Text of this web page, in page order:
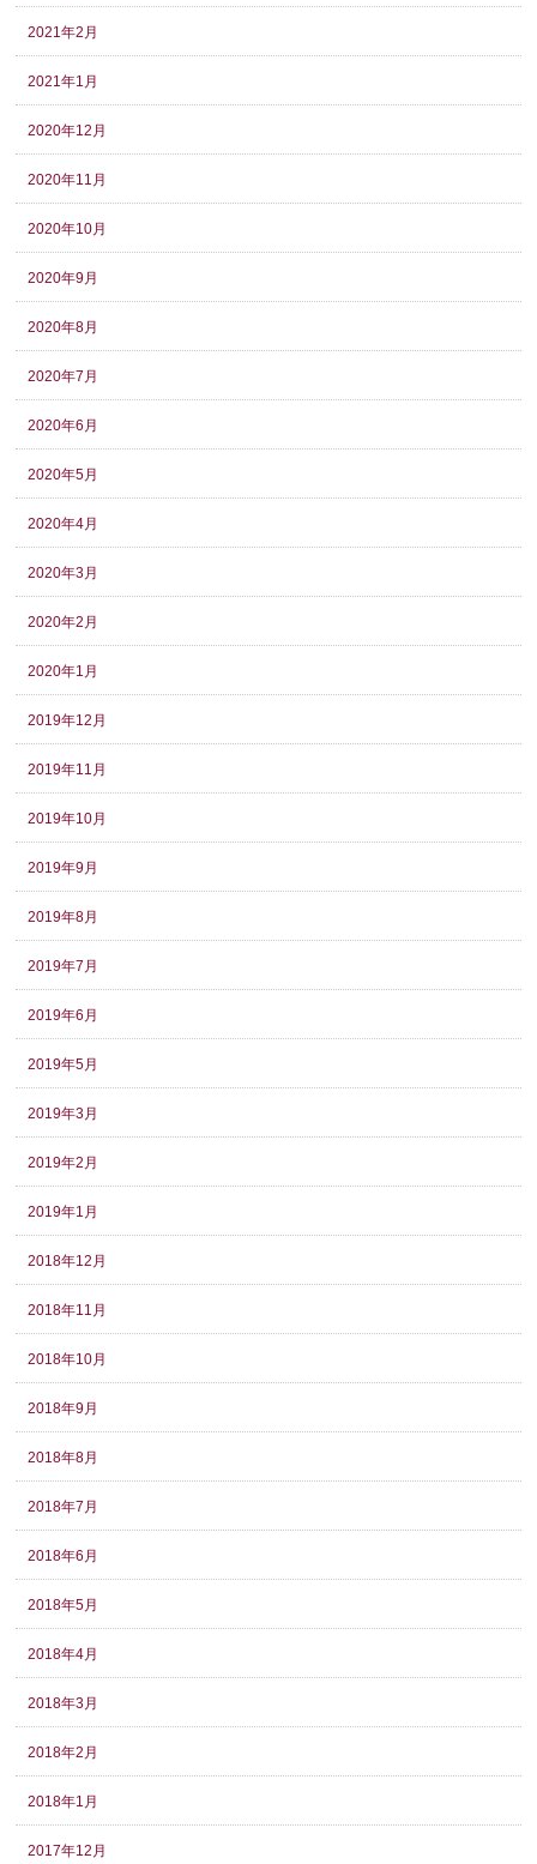
2021年2月
2021年1月
2020年12月
2020年11月
2020年10月
2020年9月
2020年8月
2020年7月
2020年6月
2020年5月
2020年4月
2020年3月
2020年2月
2020年1月
2019年12月
2019年11月
2019年10月
2019年9月
2019年8月
2019年7月
2019年6月
2019年5月
2019年3月
2019年2月
2019年1月
2018年12月
2018年11月
2018年10月
2018年9月
2018年8月
2018年7月
2018年6月
2018年5月
2018年4月
2018年3月
2018年2月
2018年1月
2017年12月